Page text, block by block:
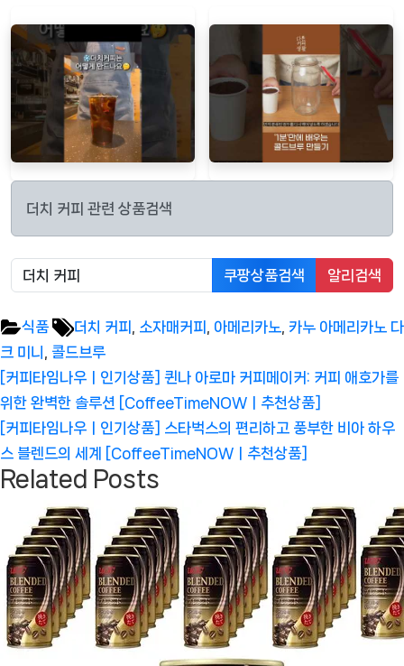
더치 커피 관련 상품검색
쿠팡상품검색 알리검색
식품 Tags:
더치 커피 소자매커피 아메리카노 카누 아메리카노 다
크 미니
콜드브루
글
탐
색
Previous
Post:
[커피타임나우ㅣ인기상품] 퀸나 아로마 커피메이커: 커피 애호가를
위한 완벽한 솔루션 [CoffeeTimeNOWㅣ추천상품]
Next
Post:
[커피타임나우ㅣ인기상품] 스타벅스의 편리하고 풍부한 비아 하우
스 블렌드의 세계 [CoffeeTimeNOWㅣ추천상품]
Related Posts